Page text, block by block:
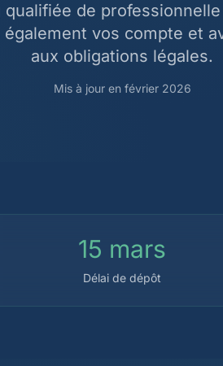
de
vos compte et
aux obligations légales.
Mis à jour en février 2026
15 mars
Délai de dépôt